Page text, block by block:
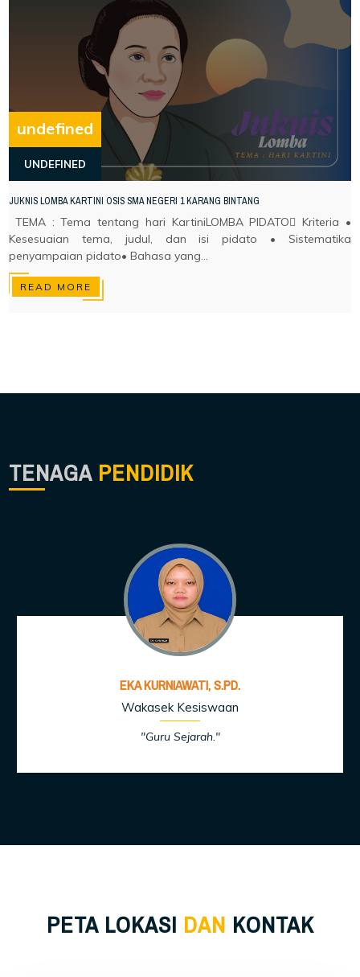
undefined
UNDEFINED
JUKNIS LOMBA KARTINI OSIS SMA NEGERI 1 KARANG BINTANG
TEMA : Tema tentang hari KartiniLOMBA PIDATO Kriteria •
Kesesuaian tema, judul, dan isi pidato • Sistematika
penyampaian pidato• Bahasa yang...
READ MORE
TENAGAPENDIDIK
EKA KURNIAWATI, S.PD.
Wakasek Kesiswaan
"Guru Sejarah."
PETA LOKASI DAN KONTAK